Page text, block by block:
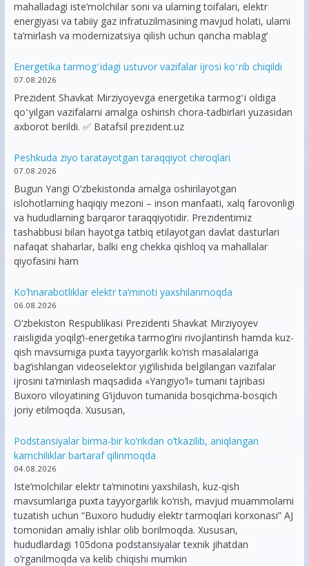
mahalladagi iste’molchilar soni va ularning toifalari, elektr
energiyasi va tabiiy gaz infratuzilmasining mavjud holati, ularni
ta’mirlash va modernizatsiya qilish uchun qancha mablag‘
Energetika tarmogʻidagi ustuvor vazifalar ijrosi koʻrib chiqildi
07.08.2026
Prezident Shavkat Mirziyoyevga energetika tarmogʻi oldiga
qoʻyilgan vazifalarni amalga oshirish chora-tadbirlari yuzasidan
axborot berildi. ✅ Batafsil prezident.uz
Peshkuda ziyo taratayotgan taraqqiyot chiroqlari
07.08.2026
Bugun Yangi O‘zbekistonda amalga oshirilayotgan
islohotlarning haqiqiy mezoni – inson manfaati, xalq farovonligi
va hududlarning barqaror taraqqiyotidir. Prezidentimiz
tashabbusi bilan hayotga tatbiq etilayotgan davlat dasturlari
nafaqat shaharlar, balki eng chekka qishloq va mahallalar
qiyofasini ham
Ko’hnarabotliklar elektr ta’minoti yaxshilanmoqda
06.08.2026
O‘zbekiston Respublikasi Prezidenti Shavkat Mirziyoyev
raisligida yoqilg‘i-energetika tarmog‘ini rivojlantirish hamda kuz-
qish mavsumiga puxta tayyorgarlik ko‘rish masalalariga
bag‘ishlangan videoselektor yig‘ilishida belgilangan vazifalar
ijrosini ta’minlash maqsadida «Yangiyo‘l» tumani tajribasi
Buxoro viloyatining G‘ijduvon tumanida bosqichma-bosqich
joriy etilmoqda. Xususan,
Podstansiyalar birma-bir ko’rikdan o’tkazilib, aniqlangan
kamchiliklar bartaraf qilinmoqda
04.08.2026
Iste’molchilar elektr ta’minotini yaxshilash, kuz-qish
mavsumlariga puxta tayyorgarlik ko‘rish, mavjud muammolarni
tuzatish uchun “Buxoro hududiy elektr tarmoqlari korxonasi” AJ
tomonidan amaliy ishlar olib borilmoqda. Xususan,
hududlardagi 105dona podstansiyalar texnik jihatdan
o’rganilmoqda va kelib chiqishi mumkin